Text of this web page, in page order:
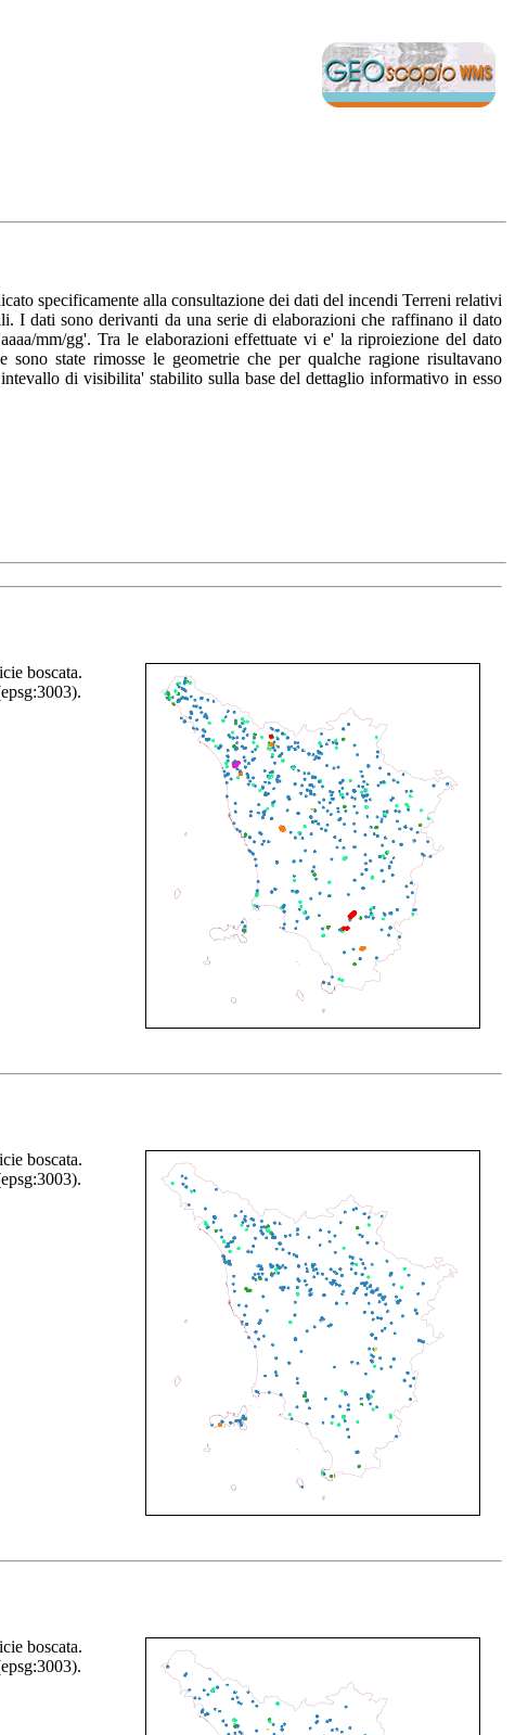
specificamente alla consultazione dei dati del incendi Terreni relativi
I dati sono derivanti da una serie di elaborazioni che raffinano il dato
mm/gg'. Tra le elaborazioni effettuate vi e' la riproiezione del dato
state rimosse le geometrie che per qualche ragione risultavano
di visibilita' stabilito sulla base del dettaglio informativo in esso
boscata.
boscata.
boscata.